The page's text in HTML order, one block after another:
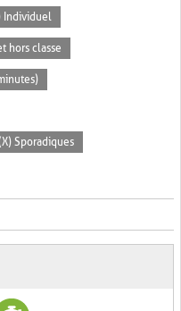
Individuel
hors classe
Sporadiques